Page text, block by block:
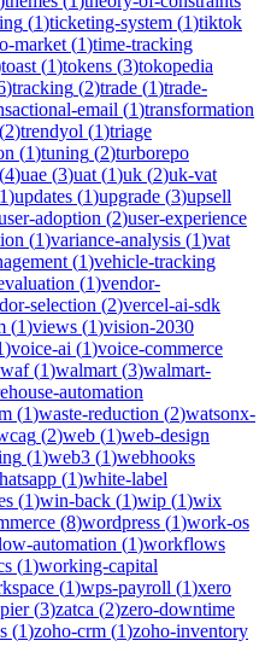
(1)ticketing-system (1)tiktok
market (1)time-tracking
toast (1)tokens (3)tokopedia
)tracking (2)trade (1)trade-
email (1)transformation
(2)trendyol (1)triage
(1)tuning (2)turborepo
(4)uae (3)uat (1)uk (2)uk-vat
1)updates (1)upgrade (3)upsell
adoption (2)user-experience
(1)variance-analysis (1)vat
(1)vehicle-tracking
(1)vendor-
selection (2)vercel-ai-sdk
(1)views (1)vision-2030
)voice-ai (1)voice-commerce
waf(1)walmart (3)walmart-
automation
(1)waste-reduction (2)watsonx-
(2)web (1)web-design
(1)web3 (1)webhooks
(1)white-label
(1)win-back (1)wip (1)wix
(8)wordpress (1)work-os
automation (1)workflows
(1)working-capital
(1)wps-payroll (1)xero
(3)zatca (2)zero-downtime
(1)zoho-crm (1)zoho-inventory